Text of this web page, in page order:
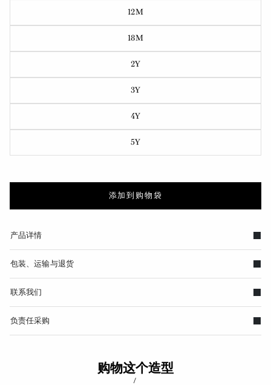
12M
18M
2Y
3Y
4Y
5Y
添加到购物袋
产品详情
包装、运输与退货
联系我们
负责任采购
购物这个造型
/